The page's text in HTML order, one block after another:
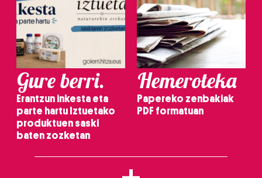
Gure berri.
Erantzun inkesta eta
parte hartu Iztuetako
produktuen saski
baten zozketan
Hemeroteka
Papereko zenbakiak
PDF formatuan